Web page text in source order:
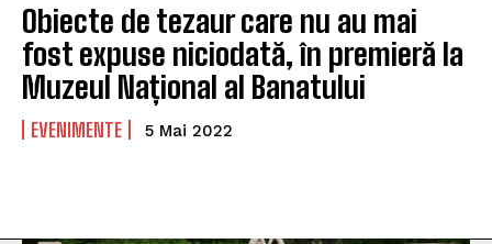
Obiecte de tezaur care nu au mai
fost expuse niciodată, în premieră la
Muzeul Național al Banatului
EVENIMENTE 5 Mai 2022